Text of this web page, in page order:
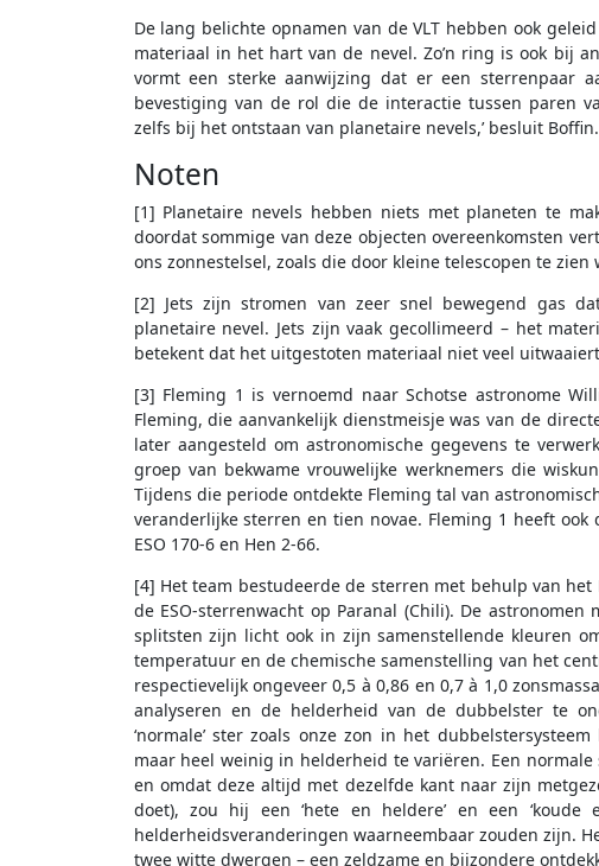
De lang belichte opnamen van de VLT hebben ook
materiaal in het hart van de nevel. Zo’n ring is ook bij
vormt een sterke aanwijzing dat er een sterrenpaar
bevestiging van de rol die de interactie tussen paren
zelfs bij het ontstaan van planetaire nevels,’ besluit Boffin.
Noten
[1] Planetaire nevels hebben niets met planeten te
doordat sommige van deze objecten overeenkomsten
ons zonnestelsel, zoals die door kleine telescopen te zien
[2] Jets zijn stromen van zeer snel bewegend gas
planetaire nevel. Jets zijn vaak gecollimeerd – het
betekent dat het uitgestoten materiaal niet veel
[3] Fleming 1 is vernoemd naar Schotse astronome
Fleming, die aanvankelijk dienstmeisje was van de
later aangesteld om astronomische gegevens te
groep van bekwame vrouwelijke werknemers die
Tijdens die periode ontdekte Fleming tal van
veranderlijke sterren en tien novae. Fleming 1 heeft ook
ESO 170-6 en Hen 2-66.
[4] Het team bestudeerde de sterren met behulp van het
de ESO-sterrenwacht op Paranal (Chili). De
splitsten zijn licht ook in zijn samenstellende kleuren
temperatuur en de chemische samenstelling van het
respectievelijk ongeveer 0,5 à 0,86 en 0,7 à 1,0
analyseren en de helderheid van de dubbelster te
‘normale’ ster zoals onze zon in het
maar heel weinig in helderheid te variëren. Een
en omdat deze altijd met dezelfde kant naar zijn
doet), zou hij een ‘hete en heldere’ en een ‘koude
helderheidsveranderingen waarneembaar zouden zijn.
twee witte dwergen – een zeldzame en bijzondere